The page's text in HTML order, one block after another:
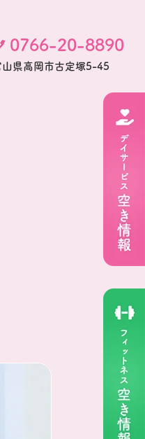
0766-20-8890
⼭県⾼岡市古定塚5-45